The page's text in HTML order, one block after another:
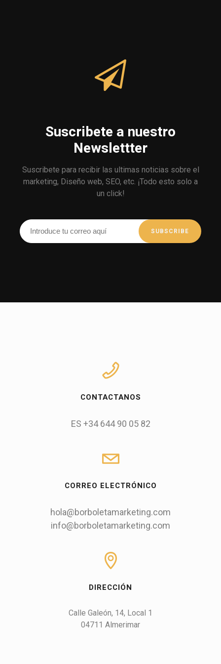
Suscribete a nuestro
Newslettter
Suscribete para recibir las ultimas noticias sobre el
marketing, Diseño web, SEO, etc. ¡Todo esto solo a
un click!
CONTACTANOS
ES +34 644 90 05 82
CORREO ELECTRÓNICO
hola@borboletamarketing.com
info@borboletamarketing.com
DIRECCIÓN
Calle Galeón, 14, Local 1
04711 Almerimar